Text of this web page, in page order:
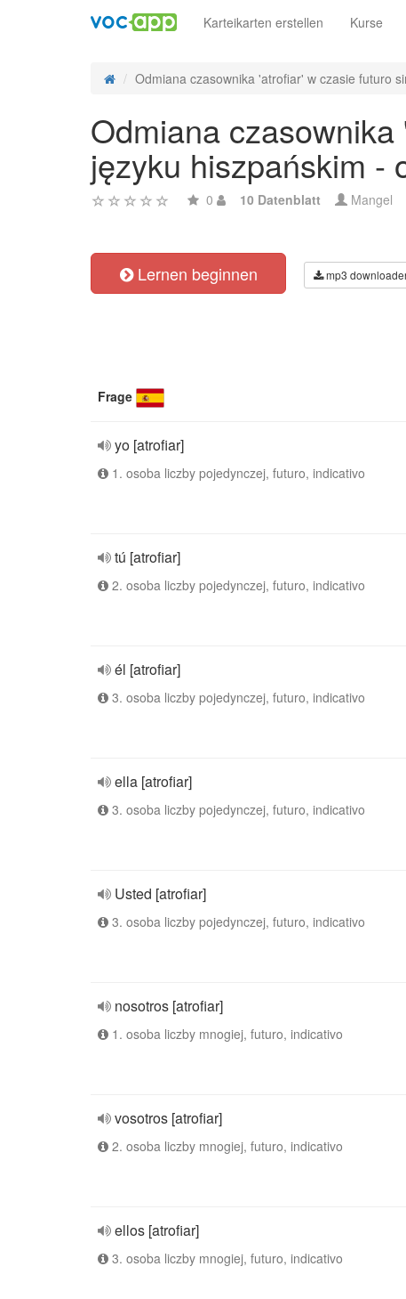
Karteikarten erstellen Kurse
Odmiana czasownika 'atrofiar' w czasie futuro
Odmiana
języku hiszpańskim -
0 10 Datenblatt Mangel
Lernen beginnen mp3
Frage
yo [atrofiar]
1. osoba liczby pojedynczej, futuro, indicativo
tú [atrofiar]
2. osoba liczby pojedynczej, futuro, indicativo
él [atrofiar]
3. osoba liczby pojedynczej, futuro, indicativo
ella [atrofiar]
3. osoba liczby pojedynczej, futuro, indicativo
Usted [atrofiar]
3. osoba liczby pojedynczej, futuro, indicativo
nosotros [atrofiar]
1. osoba liczby mnogiej, futuro, indicativo
vosotros [atrofiar]
2. osoba liczby mnogiej, futuro, indicativo
ellos [atrofiar]
3. osoba liczby mnogiej, futuro, indicativo